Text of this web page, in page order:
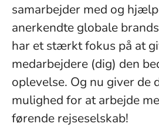
samarbejder med og
anerkendte globale
har et stærkt fokus på at
medarbejdere (dig) den
oplevelse. Og nu giver de
mulighed for at arbejde
førende rejseselskab!